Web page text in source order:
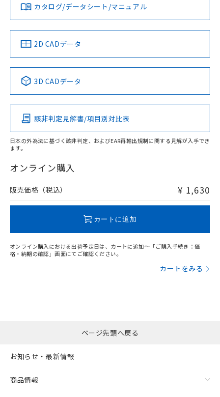
みください。
ソフトウェアの使用条件
対応済み
中国 RoHS 注意事項・凡例
Pb Hg Cd Cr(VI)
O
在庫等で未対応品が混在する可能性があります。
問い合わせください。
カタログ/データシート/マニュアル
2D CADデータ
3D CADデータ
該非判定見解書/項目別対比表
日本の外為法に基づく該非判定、およびEAR再輸出規制に関する見解が入手でき
ます。
オンライン購入
販売価格（税込） ¥ 1,630
カートに追加
オンライン購入における出荷予定日は、カートに追加～「ご購入手続き：価
格・納期の確認」画面にてご確認ください。
カートをみる
ページ先頭へ戻る
お知らせ・最新情報
商品情報